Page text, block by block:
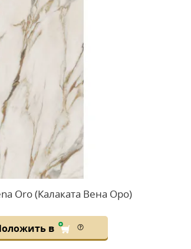
Oro (Калаката Вена Оро)
в